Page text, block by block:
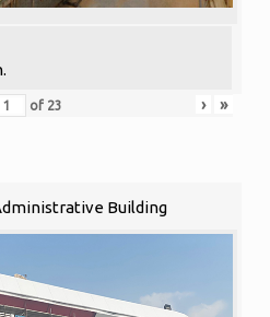
of 23 › »
Building